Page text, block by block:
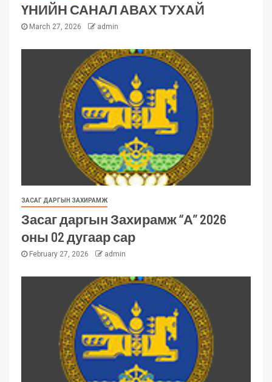
ҮНИЙН САНАЛ АВАХ ТУХАЙ
March 27, 2026 admin
ЗАСАГ ДАРГЫН ЗАХИРАМЖ
Засаг даргын Захирамж “А” 2026
оны 02 дугаар сар
February 27, 2026 admin